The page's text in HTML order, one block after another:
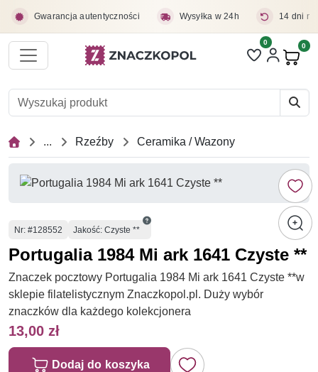
Gwarancja autentyczności Wysyłka w 24h 14 dni
Liczba pozycji
0 0
... Rzeźby Ceramika / Wazony
Numer
Nr: #128552 Jakość: Czyste **
Portugalia 1984 Mi ark 1641 Czyste **
Znaczek pocztowy Portugalia 1984 Mi ark 1641 Czyste **w
sklepie filatelistycznym Znaczkopol.pl. Duży wybór
znaczków dla każdego kolekcjonera
13,00 zł
Dodaj do koszyka